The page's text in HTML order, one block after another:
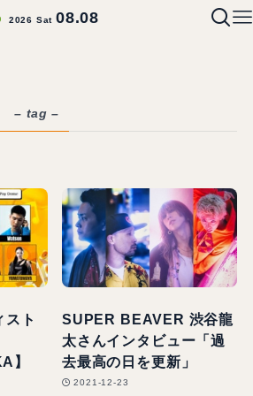
2026 Sat08.08
– tag –
スト
】
SUPER BEAVER 渋谷龍
太さんインタビュー「過
去最高の日を更新」
2021-12-23